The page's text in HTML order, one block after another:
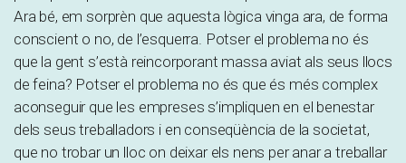
Ara bé, em sorprèn que aquesta lògica vinga ara, de forma
conscient o no, de l’esquerra. Potser el problema no és
que la gent s’està reincorporant massa aviat als seus llocs
de feina? Potser el problema no és que és més complex
aconseguir que les empreses s’impliquen en el benestar
dels seus treballadors i en conseqüència de la societat,
que no trobar un lloc on deixar els nens per anar a treballar